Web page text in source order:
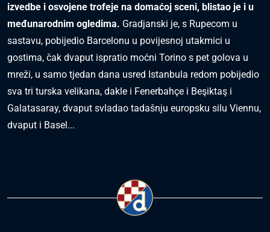
izvedbe i osvojene trofeje na domaćoj sceni, blistao je i u
međunarodnim ogledima. Gradjanski je, s Rupecom u
sastavu, pobijedio Barcelonu u povijesnoj utakmici u
gostima, čak dvaput ispratio moćni Torino s pet golova u
mreži, u samo tjedan dana usred Istanbula redom pobijedio
sva tri turska velikana, dakle i Fenerbahçe i Beşiktaş i
Galatasaray, dvaput svladao tadašnju europsku silu Viennu,
dvaput i Basel...